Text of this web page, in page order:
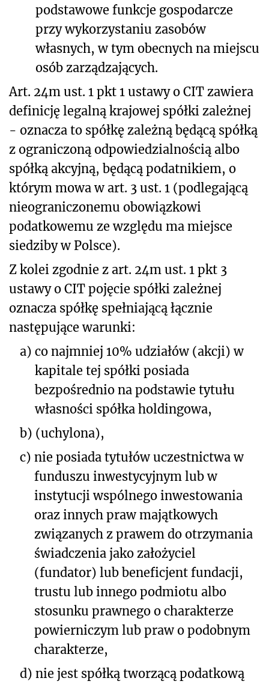
podstawowe funkcje gospodarcze
przy wykorzystaniu zasobów
własnych, w tym obecnych na miejscu
osób zarządzających.
Art. 24m ust. 1 pkt 1 ustawy o CIT zawiera
definicję legalną krajowej spółki zależnej
- oznacza to spółkę zależną będącą spółką
z ograniczoną odpowiedzialnością albo
spółką akcyjną, będącą podatnikiem, o
którym mowa w art. 3 ust. 1 (podlegającą
nieograniczonemu obowiązkowi
podatkowemu ze względu ma miejsce
siedziby w Polsce).
Z kolei zgodnie z art. 24m ust. 1 pkt 3
ustawy o CIT pojęcie spółki zależnej
oznacza spółkę spełniającą łącznie
następujące warunki:
a) co najmniej 10% udziałów (akcji) w
kapitale tej spółki posiada
bezpośrednio na podstawie tytułu
własności spółka holdingowa,
b) (uchylona),
c) nie posiada tytułów uczestnictwa w
funduszu inwestycyjnym lub w
instytucji wspólnego inwestowania
oraz innych praw majątkowych
związanych z prawem do otrzymania
świadczenia jako założyciel
(fundator) lub beneficjent fundacji,
trustu lub innego podmiotu albo
stosunku prawnego o charakterze
powierniczym lub praw o podobnym
charakterze,
d) nie jest spółką tworzącą podatkową